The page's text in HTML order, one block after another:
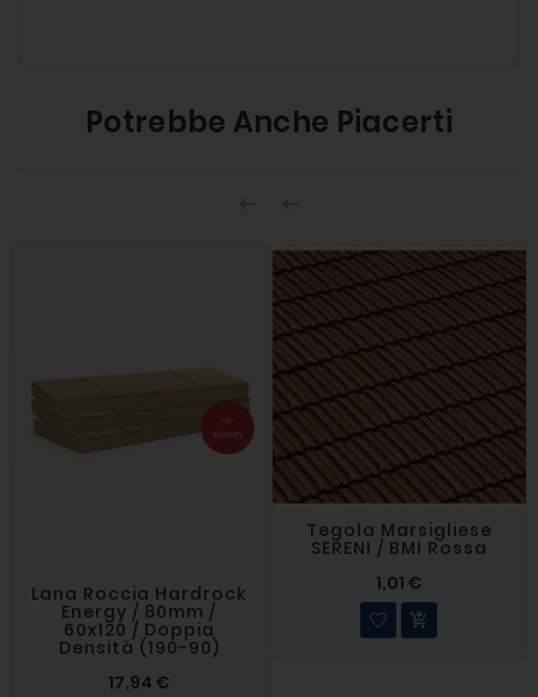
Potrebbe Anche Piacerti
Lana Roccia Hardrock
Energy / 80mm /
60x120 / Doppia
Densità (190-90)
17,94 €
Tegola Marsigliese
SERENI / BMI Rossa
1,01 €
